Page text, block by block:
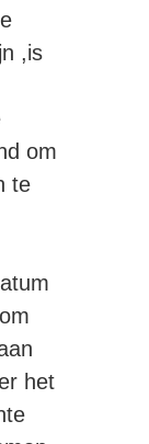
,is
om
te
het